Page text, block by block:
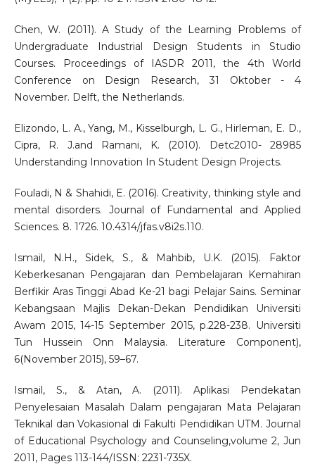
Chen, W. (2011). A Study of the Learning Problems of
Undergraduate Industrial Design Students in Studio
Courses. Proceedings of IASDR 2011, the 4th World
Conference on Design Research, 31 Oktober - 4
November. Delft, the Netherlands.
Elizondo, L. A., Yang, M., Kisselburgh, L. G., Hirleman, E. D.,
Cipra, R. J.and Ramani, K. (2010). Detc2010- 28985
Understanding Innovation In Student Design Projects.
Fouladi, N & Shahidi, E. (2016). Creativity, thinking style and
mental disorders. Journal of Fundamental and Applied
Sciences. 8. 1726. 10.4314/jfas.v8i2s.110.
Ismail, N.H., Sidek, S., & Mahbib, U.K. (2015). Faktor
Keberkesanan Pengajaran dan Pembelajaran Kemahiran
Berfikir Aras Tinggi Abad Ke-21 bagi Pelajar Sains. Seminar
Kebangsaan Majlis Dekan-Dekan Pendidikan Universiti
Awam 2015, 14-15 September 2015, p.228-238. Universiti
Tun Hussein Onn Malaysia. Literature Component),
6(November 2015), 59–67.
Ismail, S., & Atan, A. (2011). Aplikasi Pendekatan
Penyelesaian Masalah Dalam pengajaran Mata Pelajaran
Teknikal dan Vokasional di Fakulti Pendidikan UTM. Journal
of Educational Psychology and Counseling,volume 2, Jun
2011, Pages 113-144/ISSN: 2231-735X.